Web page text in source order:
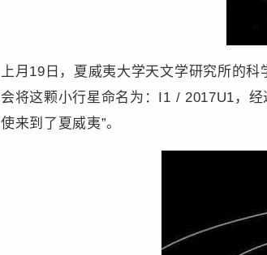
上月19日，夏威夷大学天文学研究所的科
会将这颗小行星命名为：I1 / 2017U1，
使来到了夏威夷”。